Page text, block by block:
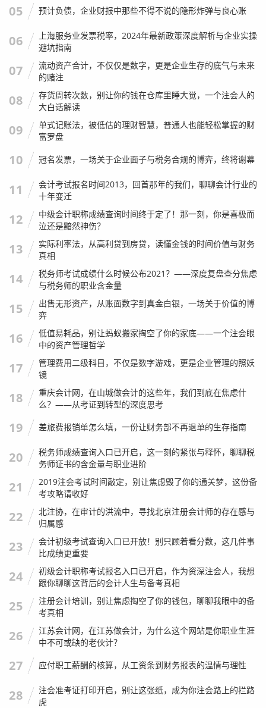
员说：“这里有个日期没大写。”我当时心态差点崩了。
现在好了，技术进步了，我们坐在办公室里，点开网页，输
入统一社会信用代码，登录国家企业信用信息公示系统，数
据甚至可以从税务系统里自动抓取，这极大地提高了效率,也
降低了纸张的浪费。
技术的便利也带来了新的问题：随意性。
以前因为要跑腿、要盖章，大家对那份纸质报告书充满了敬
畏感，每一笔都反复核对，现在呢？点一点鼠标就提交了，
很多会计在最后一天才想起来要报，为了赶时间，根本来不
及细看数据,甚至直接复制去年的数据改个日期。
这种“指尖上的随意”，往往埋下了巨大的隐患，电子留痕是
永久的，你提交的每一个版本，后台都有记录，一旦发生纠
纷,这些电子数据就是证据。
我个人的建议是： 越是便捷的操作，越需要保持谨慎的仪式
感，在点击“提交”按钮的那一瞬间，请务必像当年在纸质文
件上盖章一样，在心里问自己一句：“这些数据，我都核实过
年检报告书：企业信用的“晴雨表”
写到这里，我想谈谈更深层次的东西——信用。
在市场经济中，企业的信用就是它的生命线，而年检报告
书，就是这份信用最直观的体现，它向社会公示了你的出资
情况、经营状况、资产状况以及行政处罚信息。
这就好比一个人的体检报告，你可以不生病，但你不能没有
体检报告，如果没有按时年检，或者年检造假，你的企业就
会在市场上“隐形”或者“变黑”。
我接触过一家做外贸的企业，因为信誉良好，连续十年年检
业时，这个记录成了重要的加分项，通关速度大大提升,节省
了巨额的物流成本。
相反，另一家企业因为年检隐瞒了受到的行政处罚记录，虽
然一时蒙混过关，但在一次重大的并购尽职调查中被会计师
查了出来，因为诚信问题，收购方直接压价30%,还得签苛刻
的对赌协议。
我的观点很明确：年检报告书不是应付监管的工具，而是企
业积累信用资产的途径。
当你认真填写每一项资产，如实披露每一项对外投资，按时
分”，在这个信用即资产的时代，这份积分的价值,远超你为
05 预计负债，企业财报中那些不得不说的隐形炸弹与良心账
06
上海服务业发票税率，2024年最新政策深度解析与企业实操
避坑指南
07
流动资产合计，不仅仅是数字，更是企业生存的底气与未来
的赌注
08
存货周转次数，别让你的钱在仓库里睡大觉，一个注会人的
大白话解读
09
单式记账法，被低估的理财智慧，普通人也能轻松掌握的财
富罗盘
10 冠名发票，一场关于企业面子与税务合规的博弈，终将谢幕
11
会计考试报名时间2013，回首那年的我们，聊聊会计行业的
十年变迁
12
中级会计职称成绩查询时间终于定了！那一刻，你是喜极而
泣还是黯然神伤？
13
实际利率法，从高利贷到房贷，读懂金钱的时间价值与财务
真相
14
税务师考试成绩什么时候公布2021？——深度复盘查分焦虑
与税务师的职业含金量
15
出售无形资产，从账面数字到真金白银，一场关于价值的博
弈
16
低值易耗品，别让蚂蚁搬家掏空了你的家底——一个注会眼
中的资产管理哲学
17
管理费用二级科目，不仅是数字游戏，更是企业管理的照妖
镜
18
重庆会计网，在山城做会计的这些年，我们到底在焦虑什
么？——从考证到转型的深度思考
19 差旅费报销单怎么填，一份让财务部不再退单的生存指南
20
税务师成绩查询入口已开启，这一刻的紧张与释怀，聊聊税
务师证书的含金量与职业进阶
21
2019注会考试时间敲定，别让焦虑毁了你的通关梦，这份备
考攻略请收好
22
北注协，在审计的洪流中，寻找北京注册会计师的存在感与
归属感
23
会计初级考试查询入口已开放！别只顾着看分数，这几件事
比成绩更重要
24
初级会计职称考试报名入口已开启，作为资深注会人，我想
跟你聊聊这背后的会计人生与备考真相
25
注册会计培训，别让焦虑掏空了你的钱包，聊聊我眼中的备
考真相
26
江苏会计网，在江苏做会计，为什么这个网站是你职业生涯
中不可或缺的老伙计？
27 应付职工薪酬的核算，从工资条到财务报表的温情与理性
28
注会准考证打印开启，别让这张纸，成为你注会路上的拦路
虎